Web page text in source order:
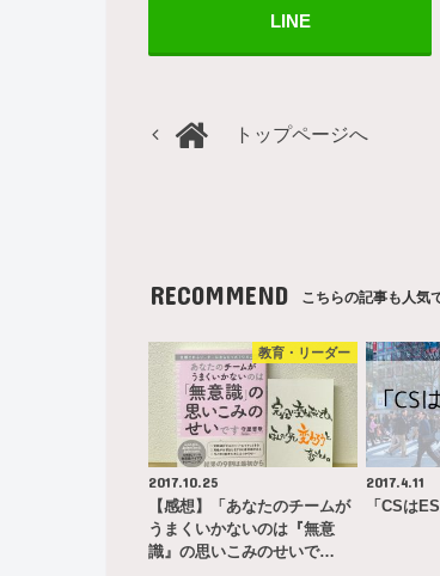
LINE
トップページへ
RECOMMEND こちらの記事も人気
教育・リーダー
2017.10.25
【感想】「あなたのチームが
うまくいかないのは『無意
識』の思いこみのせいで…
2017.4.11
「CSは